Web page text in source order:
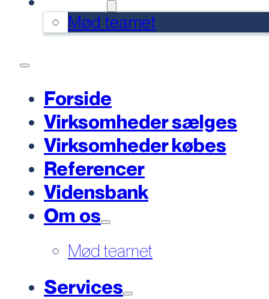
Mød teamet
Forside
Virksomheder sælges
Virksomheder købes
Referencer
Vidensbank
Om os
Mød teamet
Services